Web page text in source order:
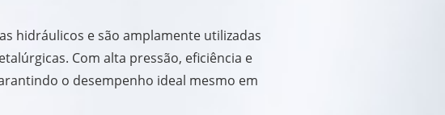
hidráulicos e são amplamente utilizadas
Com alta pressão, eficiência e
o desempenho ideal mesmo em